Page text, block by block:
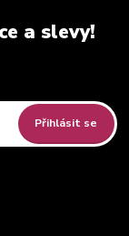
a slevy!
Přihlásit se